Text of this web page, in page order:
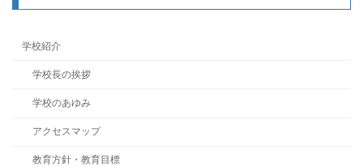
学校紹介
学校長の挨拶
学校のあゆみ
アクセスマップ
教育方針・教育目標